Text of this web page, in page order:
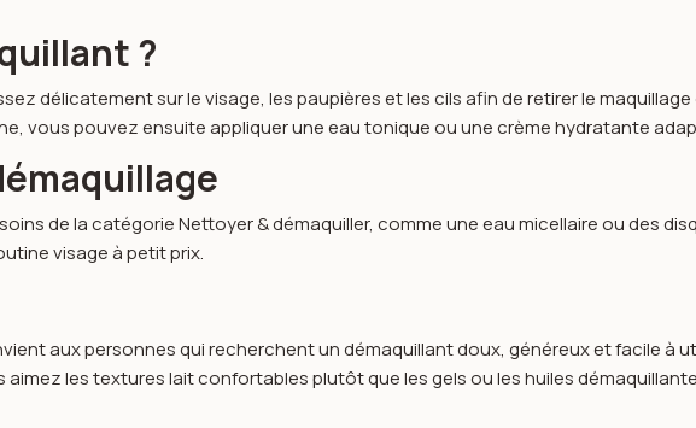
?
délicatement sur le visage, les paupières et les cils afin de retirer le
vous pouvez ensuite appliquer une eau tonique ou une crème hydratante
de la catégorieNettoyer & démaquiller, comme uneeau micellaireou des
visage à petit prix.
aux personnes qui recherchent un démaquillant doux, généreux et facile à
les textures lait confortables plutôt que les gels ou les huiles